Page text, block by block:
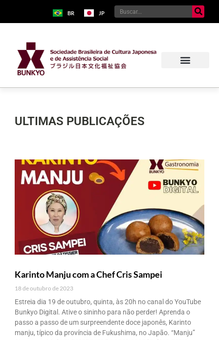
BR JP
ULTIMAS PUBLICAÇÕES
Karinto Manju com a Chef Cris Sampei
18 de outubro de 2023
Estreia dia 19 de outubro, quinta, às 20h no canal do YouTube
Bunkyo Digital. Ative o sininho para não perder! Aprenda o
passo a passo de um surpreendente doce japonês, Karinto
manju, típico da província de Fukushima, no Japão. “Manju”